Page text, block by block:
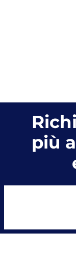
più